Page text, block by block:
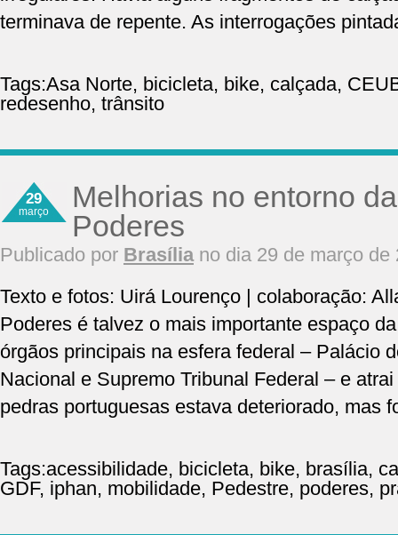
terminava de repente. As interrogações
Tags:Asa Norte, bicicleta, bike, calçada,
redesenho, trânsito
29
março
Melhorias no entorno
Poderes
Publicado por Brasíliano dia 29 de março de
Texto e fotos: Uirá Lourenço | colaboração:
Poderes é talvez o mais importante espaço
órgãos principais na esfera federal – Palácio
Nacional e Supremo Tribunal Federal – e
pedras portuguesas estava deteriorado, mas
Tags:acessibilidade, bicicleta, bike, brasília,
GDF, iphan, mobilidade, Pedestre, poderes,